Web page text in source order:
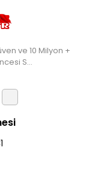
ve 10 Milyon +
S…